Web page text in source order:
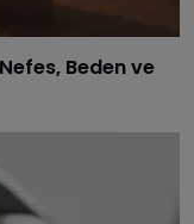
Beden ve